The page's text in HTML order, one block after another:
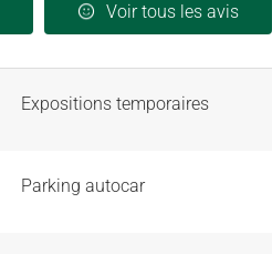
Voir tous les avis
Expositions temporaires
Parking autocar